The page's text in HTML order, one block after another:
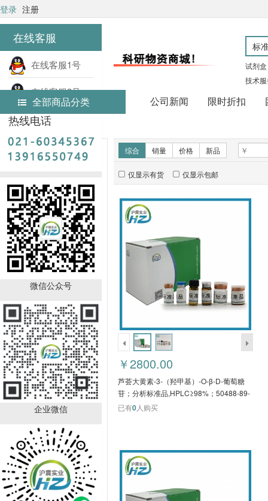
在线客服
在线客服1号
在线客服2号
热线电话
微信公众号
企业微信
登录 注册
试剂盒
技术
全部商品分类 公司新闻 限时折扣
首页
全部分类
新品推荐
胰高血糖素(GCG)单克隆
已有 0人购买
Lowry法蛋白浓度测定试
剂盒 HZ0030
￥500.00
已有0人购买
综合 销量 价格 新品
仅显示有货 仅显示包邮
￥2800.00
芦荟大黄素-3-（羟甲基）-O-β-D-葡萄糖
苷；分析标准品,HPLC≥98%；50488-89-
6 HZB51110
已有0人购买